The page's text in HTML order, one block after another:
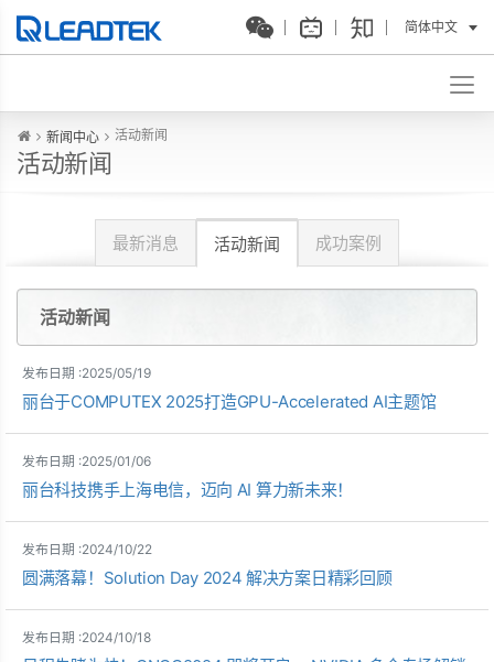
简体中文
新闻中心 活动新闻
活动新闻
最新消息 活动新闻 成功案例
活动新闻
发布日期 :2025/05/19
丽台于COMPUTEX 2025打造GPU-Accelerated AI主题馆
发布日期 :2025/01/06
丽台科技携手上海电信，迈向 AI 算力新未来！
发布日期 :2024/10/22
圆满落幕！Solution Day 2024 解决方案日精彩回顾
发布日期 :2024/10/18